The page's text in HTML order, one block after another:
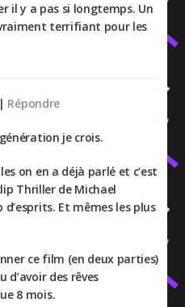
il y a pas si longtemps. Un
terrifiant pour les
Répondre
je crois.
on en a déjà parlé et c’est
Thriller de Michael
d’esprits. Et mêmes les plus
ce film (en deux parties)
d’avoir des rêves
8 mois.